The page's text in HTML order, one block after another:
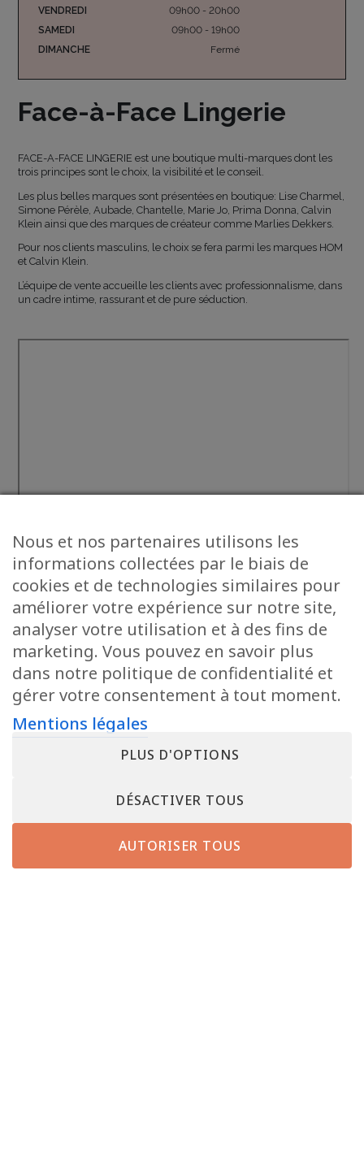
Face-à-Face Lingerie
FACE-A-FACE LINGERIE est une boutique multi-marques dont les
trois principes sont le choix, la visibilité et le conseil.
Les plus belles marques sont présentées en boutique: Lise Charmel,
Simone Pérèle, Aubade, Chantelle, Marie Jo, Prima Donna, Calvin
Klein ainsi que des marques de créateur comme Marlies Dekkers.
Pour nos clients masculins, le choix se fera parmi les marques HOM
et Calvin Klein.
L’équipe de vente accueille les clients avec professionnalisme, dans
un cadre intime, rassurant et de pure séduction.
VENDREDI
09h00 - 20h00
SAMEDI
09h00 - 19h00
DIMANCHE
Fermé
AUTRES ENSEIGNES
Nous et nos partenaires utilisons les
informations collectées par le biais de
cookies et de technologies similaires pour
améliorer votre expérience sur notre site,
analyser votre utilisation et à des fins de
marketing. Vous pouvez en savoir plus
dans notre politique de confidentialité et
gérer votre consentement à tout moment.
Mentions légales
PLUS D'OPTIONS
DÉSACTIVER TOUS
AUTORISER TOUS